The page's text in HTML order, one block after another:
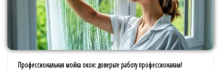
Профессиональная мойка окон: доверьте работу профессионалам!